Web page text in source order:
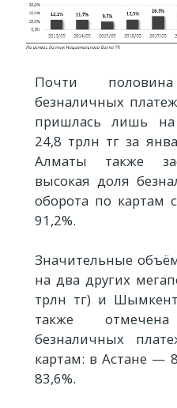
Почти
безналичных
пришлась лишь
24,8 трлн тг за
Алматы также
высокая доля
оборота по картам
91,2%.
Значительные
на два других
трлн тг) и
также
безналичных
картам: в Астане —
83,6%.